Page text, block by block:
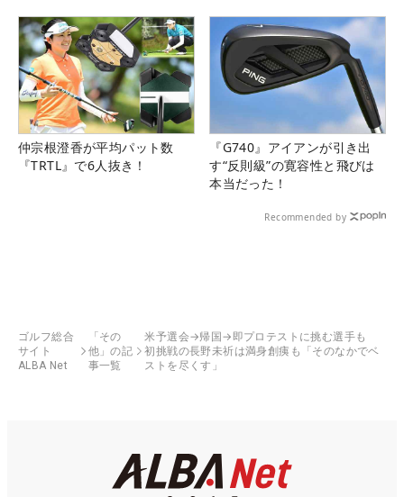
仲宗根澄香が平均パット数
『TRTL』で6人抜き！
『G740』アイアンが引き出
す“反則級”の寛容性と飛びは
本当だった！
Recommended by
ゴルフ総合
サイト
ALBA Net
「その
他」の記
事一覧
米予選会→帰国→即プロテストに挑む選手も
初挑戦の長野未祈は満身創痍も「そのなかでベ
ストを尽くす」